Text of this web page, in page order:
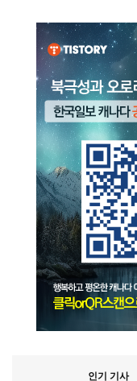
인기 기사